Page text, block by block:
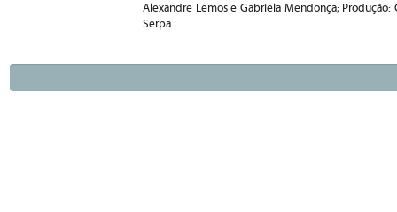
Alexandre Lemos e Gabriela Mendonça;
Serpa.